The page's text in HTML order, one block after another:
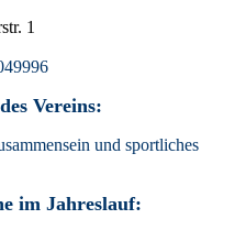
1
Vereins:
und sportliches
im Jahreslauf: